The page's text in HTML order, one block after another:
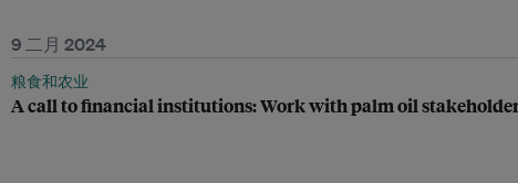
9 二月 2024
粮食和农业
A call to financial institutions: Work with palm oil